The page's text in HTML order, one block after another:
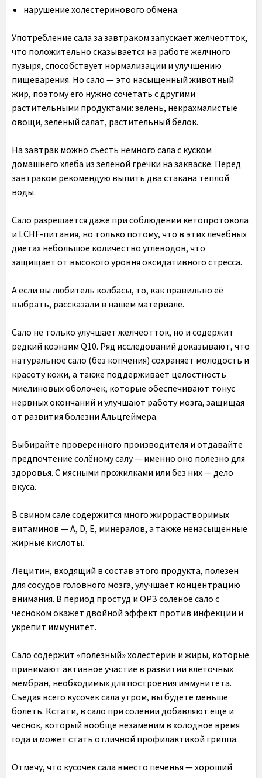
нарушение холестеринового обмена.
Употребление сала за завтраком запускает желчеотток,
что положительно сказывается на работе желчного
пузыря, способствует нормализации и улучшению
пищеварения. Но сало — это насыщенный животный
жир, поэтому его нужно сочетать с другими
растительными продуктами: зелень, некрахмалистые
овощи, зелёный салат, растительный белок.
На завтрак можно съесть немного сала с куском
домашнего хлеба из зелёной гречки на закваске. Перед
завтраком рекомендую выпить два стакана тёплой
воды.
Сало разрешается даже при соблюдении кетопротокола
и LCHF-питания, но только потому, что в этих лечебных
диетах небольшое количество углеводов, что
защищает от высокого уровня оксидативного стресса.
А если вы любитель колбасы, то, как правильно её
выбрать, рассказали в нашем материале.
Сало не только улучшает желчеотток, но и содержит
редкий коэнзим Q10. Ряд исследований доказывают, что
натуральное сало (без копчения) сохраняет молодость и
красоту кожи, а также поддерживает целостность
миелиновых оболочек, которые обеспечивают тонус
нервных окончаний и улучшают работу мозга, защищая
от развития болезни Альцгеймера.
Выбирайте проверенного производителя и отдавайте
предпочтение солёному салу — именно оно полезно для
здоровья. С мясными прожилками или без них — дело
вкуса.
В свином сале содержится много жирорастворимых
витаминов — А, D, Е, минералов, а также ненасыщенные
жирные кислоты.
Лецитин, входящий в состав этого продукта, полезен
для сосудов головного мозга, улучшает концентрацию
внимания. В период простуд и ОРЗ солёное сало с
чесноком окажет двойной эффект против инфекции и
укрепит иммунитет.
Сало содержит «полезный» холестерин и жиры, которые
принимают активное участие в развитии клеточных
мембран, необходимых для построения иммунитета.
Съедая всего кусочек сала утром, вы будете меньше
болеть. Кстати, в сало при солении добавляют ещё и
чеснок, который вообще незаменим в холодное время
года и может стать отличной профилактикой гриппа.
Отмечу, что кусочек сала вместо печенья — хороший